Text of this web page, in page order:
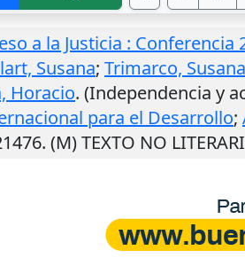
a la Justicia : Conferencia
Susana; Trimarco, Susana
Horacio. (Independencia y
para el Desarrollo;
(M) TEXTO NO